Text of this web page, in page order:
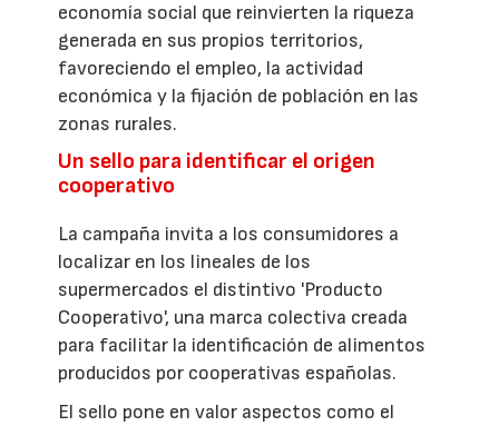
economía social que reinvierten la riqueza
generada en sus propios territorios,
favoreciendo el empleo, la actividad
económica y la fijación de población en las
zonas rurales.
Un sello para identificar el origen
cooperativo
La campaña invita a los consumidores a
localizar en los lineales de los
supermercados el distintivo 'Producto
Cooperativo', una marca colectiva creada
para facilitar la identificación de alimentos
producidos por cooperativas españolas.
El sello pone en valor aspectos como el